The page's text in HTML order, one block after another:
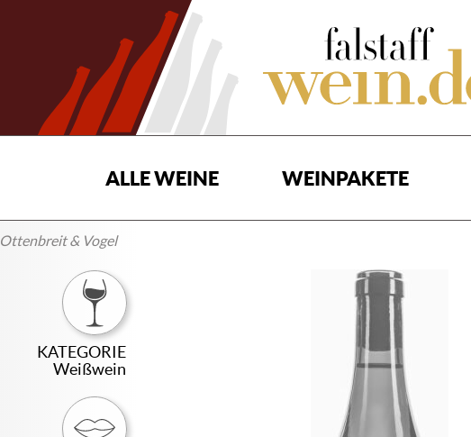
ALLE WEINE WEINPAKETE
Ottenbreit & Vogel
KATEGORIE
Weißwein